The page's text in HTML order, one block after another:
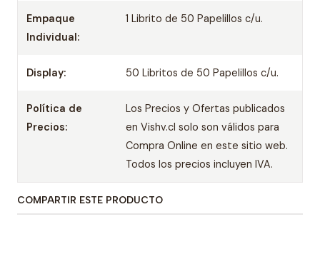
Empaque
Individual:
1 Librito de 50 Papelillos c/u.
Display: 50 Libritos de 50 Papelillos c/u.
Política de
Precios:
Los Precios y Ofertas publicados
en Vishv.cl solo son válidos para
Compra Online en este sitio web.
Todos los precios incluyen IVA.
COMPARTIR ESTE PRODUCTO